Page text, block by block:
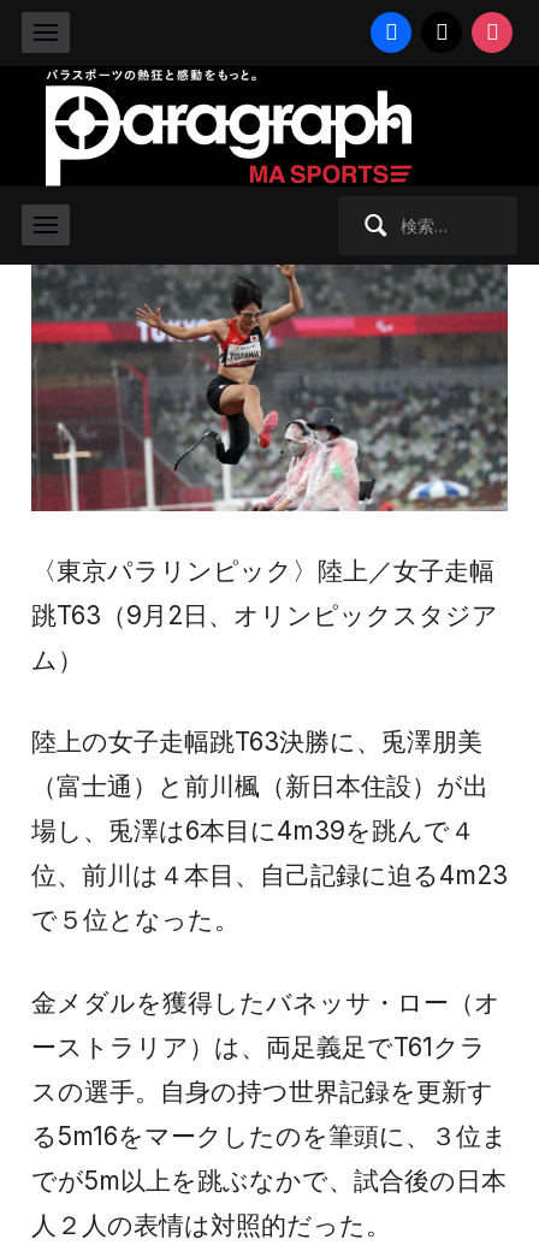
facebook
2021/9/3 金曜日 - NEWS 陸上
【東京2020】女子走幅跳は5mの壁
に阻まれ、兎澤朋美４位、前川楓５位
〈東京パラリンピック〉陸上／女子走幅
跳T63（9月2日、オリンピックスタジア
ム）
陸上の女子走幅跳T63決勝に、兎澤朋美
（富士通）と前川楓（新日本住設）が出
場し、兎澤は6本目に4m39を跳んで４
位、前川は４本目、自己記録に迫る4m23
で５位となった。
金メダルを獲得したバネッサ・ロー（オ
ーストラリア）は、両足義足でT61クラ
スの選手。自身の持つ世界記録を更新す
る5m16をマークしたのを筆頭に、３位ま
でが5m以上を跳ぶなかで、試合後の日本
人２人の表情は対照的だった。